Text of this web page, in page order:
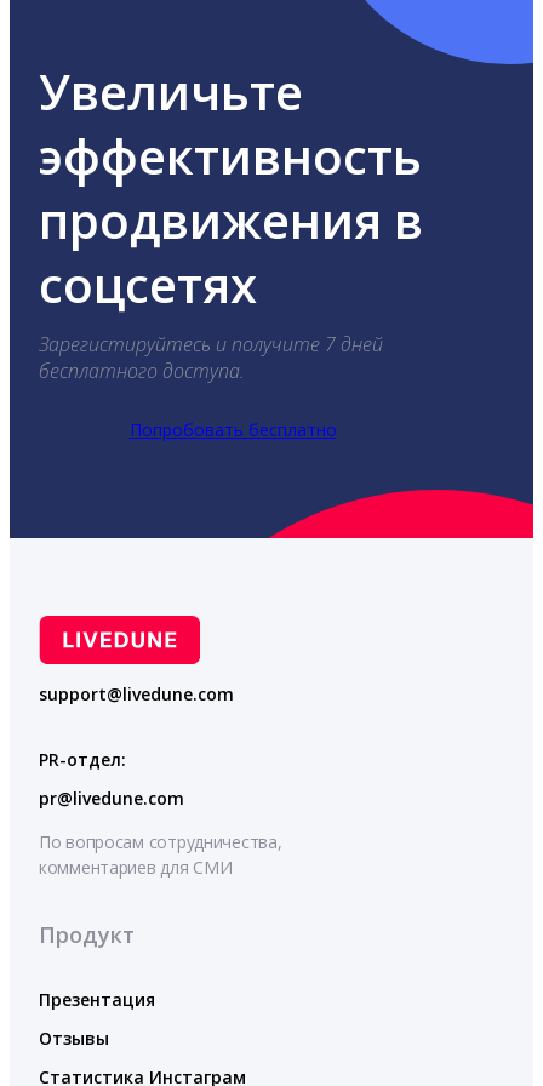
Увеличьте
эффективность
продвижения в
соцсетях
Зарегистируйтесь и получите 7 дней
бесплатного доступа.
Попробовать бесплатно
support@livedune.com
PR-отдел:
pr@livedune.com
По вопросам сотрудничества,
комментариев для СМИ
Продукт
Презентация
Отзывы
Статистика Инстаграм